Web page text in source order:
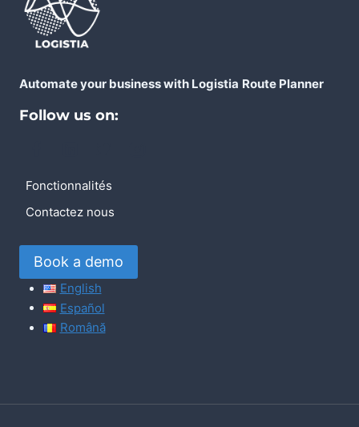
Automate your business with Logistia Route Planner
Follow us on:
Fonctionnalités
Contactez nous
Book a demo
English
Español
Română